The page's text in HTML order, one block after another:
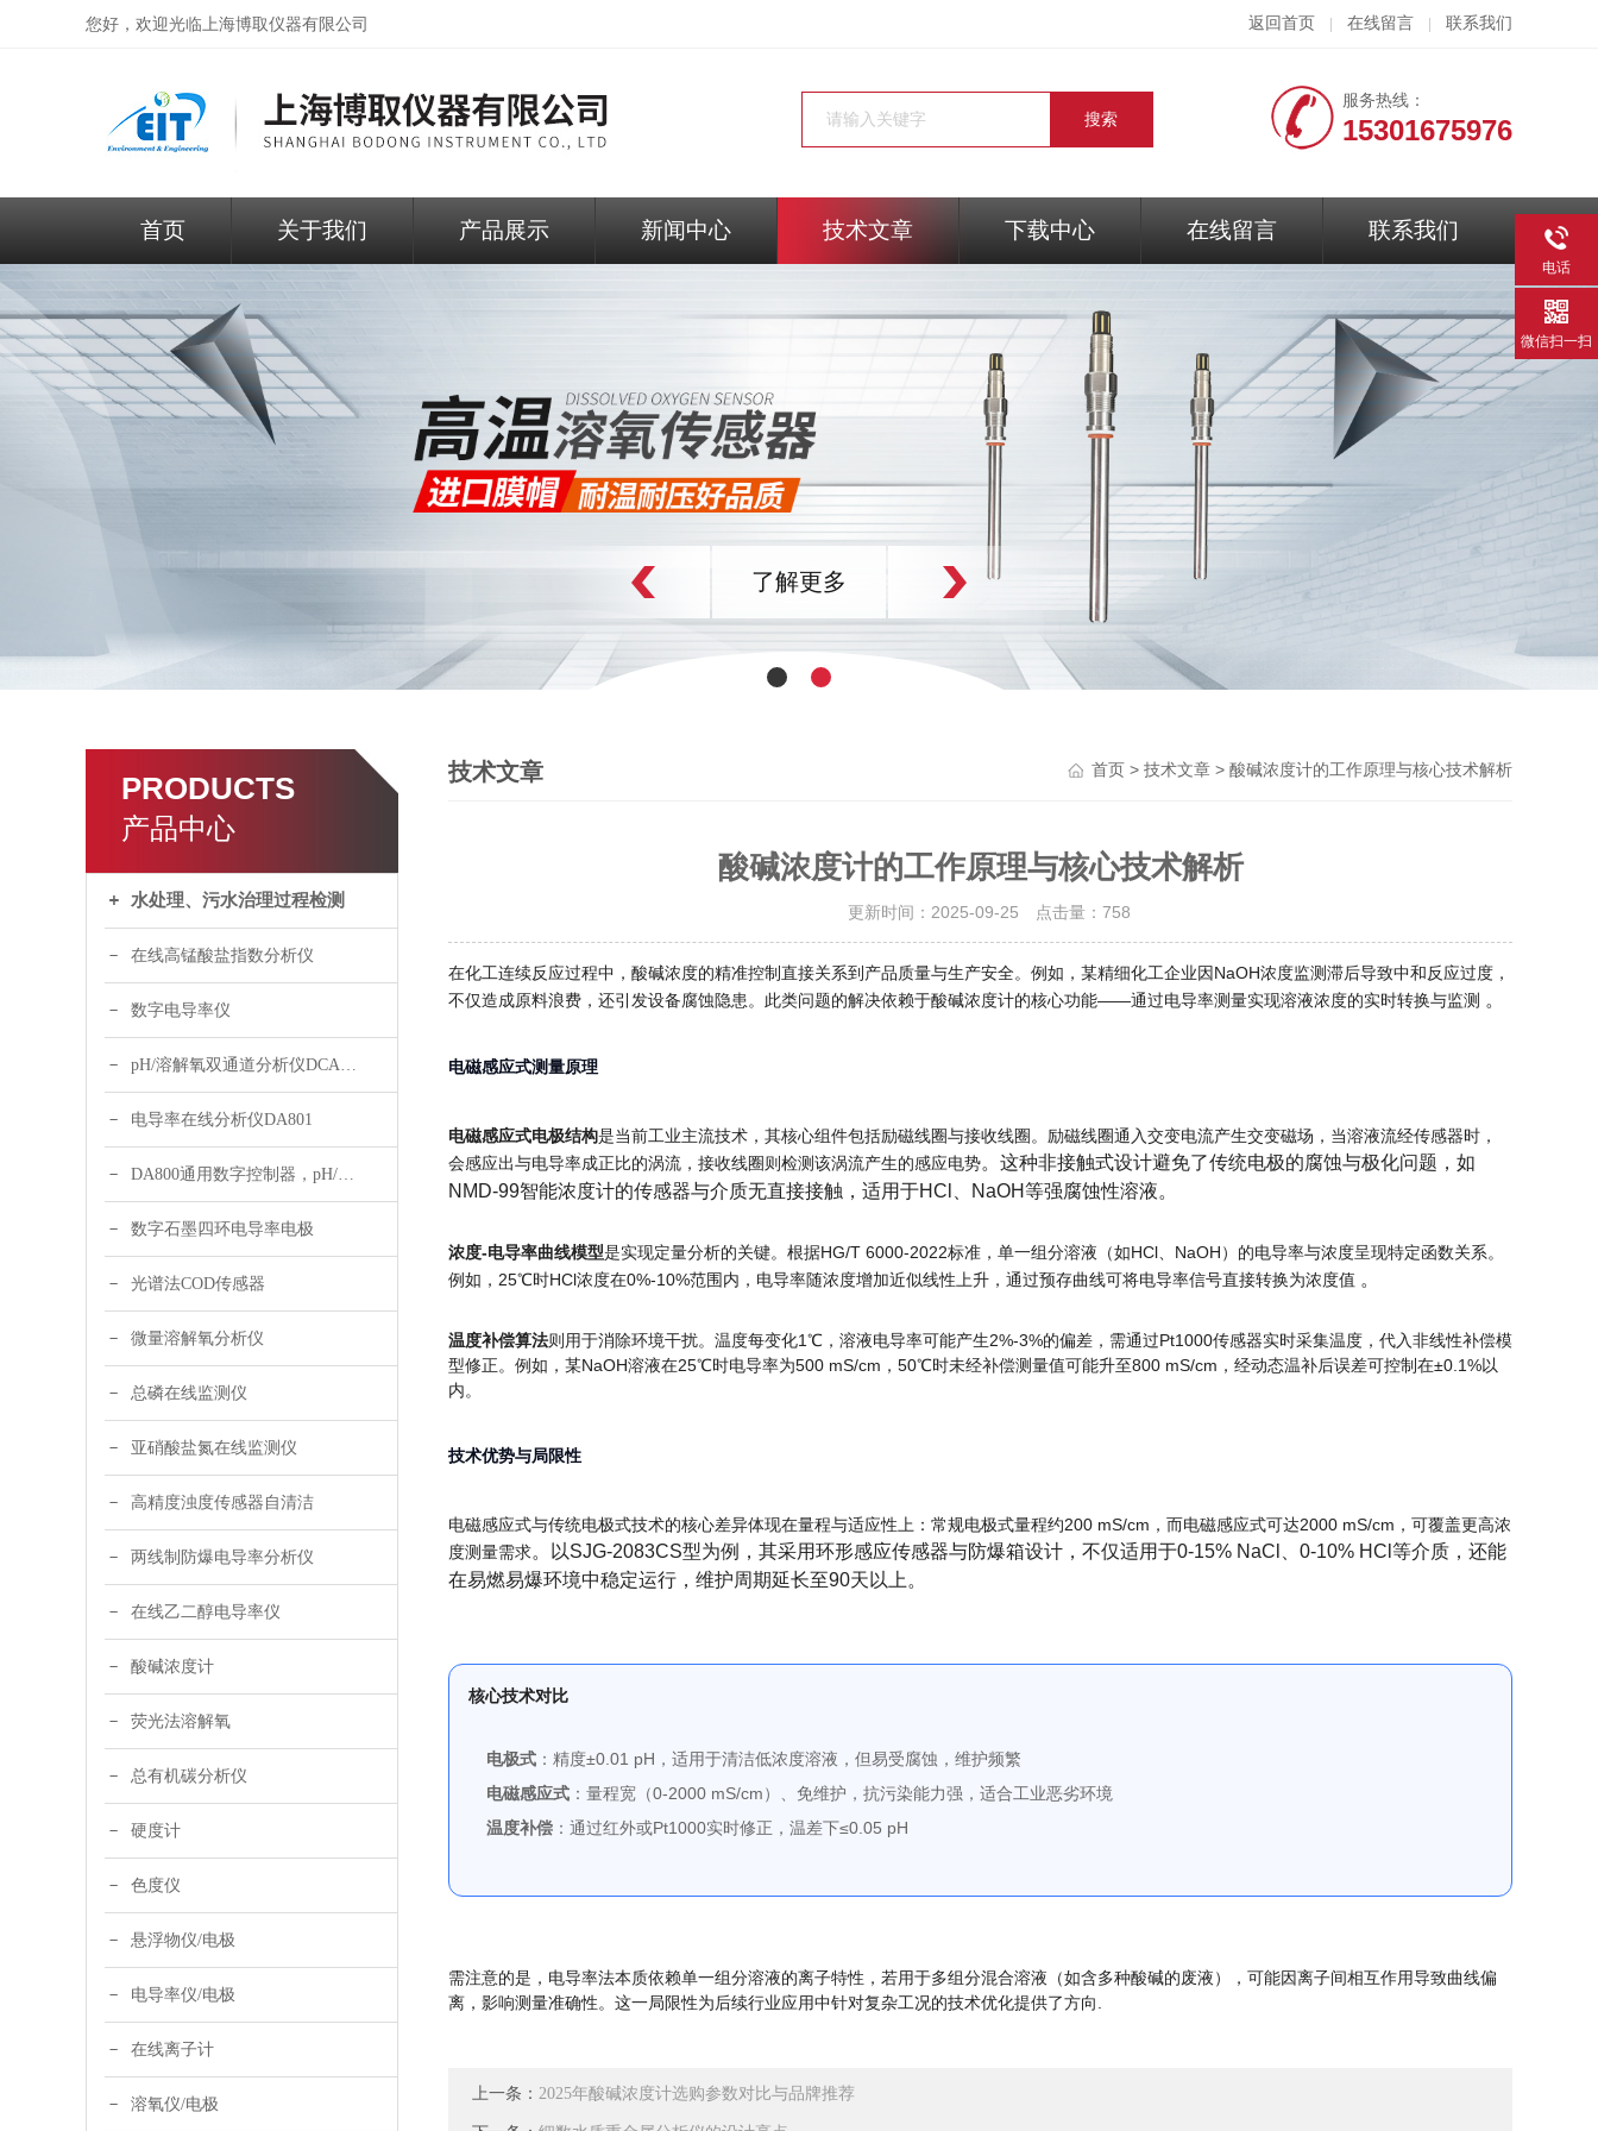
您好，欢迎光临上海博取仪器有限公司 返回首页 在线留言 联系我们
服务热线：
15301675976
首页 关于我们 产品展示 新闻中心 技术文章 下载中心 在线留言 联系我们
了解更多
PRODUCTS
产品中心
水处理、污水治理过程检测
在线高锰酸盐指数分析仪
数字电导率仪
pH/溶解氧双通道分析仪DCA120
电导率在线分析仪DA801
DA800通用数字控制器，pH/DO/ORP多参数
数字石墨四环电导率电极
光谱法COD传感器
微量溶解氧分析仪
总磷在线监测仪
亚硝酸盐氮在线监测仪
高精度浊度传感器自清洁
两线制防爆电导率分析仪
在线乙二醇电导率仪
酸碱浓度计
荧光法溶解氧
总有机碳分析仪
硬度计
色度仪
悬浮物仪/电极
电导率仪/电极
在线离子计
溶氧仪/电极
技术文章 首页 > 技术文章 > 酸碱浓度计的工作原理与核心技术解析
酸碱浓度计的工作原理与核心技术解析
更新时间：2025-09-25 点击量： 758
在化工连续反应过程中，酸碱浓度的精准控制直接关系到产品质量与生产安全。例如，某精细化工企业因NaOH浓度监测滞后导致中和反应过度，
不仅造成原料浪费，还引发设备腐蚀隐患。此类问题的解决依赖于酸碱浓度计的核心功能——通过电导率测量实现溶液浓度的实时转换与监测 。
电磁感应式测量原理
电磁感应式电极结构是当前工业主流技术，其核心组件包括励磁线圈与接收线圈。励磁线圈通入交变电流产生交变磁场，当溶液流经传感器时，
会感应出与电导率成正比的涡流，接收线圈则检测该涡流产生的感应电势。这种非接触式设计避免了传统电极的腐蚀与极化问题，如
NMD-99智能浓度计的传感器与介质无直接接触，适用于HCl、NaOH等强腐蚀性溶液。
浓度-电导率曲线模型是实现定量分析的关键。根据HG/T 6000-2022标准，单一组分溶液（如HCl、NaOH）的电导率与浓度呈现特定函数关系。
例如，25℃时HCl浓度在0%-10%范围内，电导率随浓度增加近似线性上升，通过预存曲线可将电导率信号直接转换为浓度值 。
温度补偿算法则用于消除环境干扰。温度每变化1℃，溶液电导率可能产生2%-3%的偏差，需通过Pt1000传感器实时采集温度，代入非线性补偿模
型修正。例如，某NaOH溶液在25℃时电导率为500 mS/cm，50℃时未经补偿测量值可能升至800 mS/cm，经动态温补后误差可控制在±0.1%以
内。
技术优势与局限性
电磁感应式与传统电极式技术的核心差异体现在量程与适应性上：常规电极式量程约200 mS/cm，而电磁感应式可达2000 mS/cm，可覆盖更高浓
度测量需求。以SJG-2083CS型为例，其采用环形感应传感器与防爆箱设计，不仅适用于0-15% NaCl、0-10% HCl等介质，还能
在易燃易爆环境中稳定运行，维护周期延长至90天以上 。
核心技术对比
电极式 ：精度±0.01 pH，适用于清洁低浓度溶液，但易受腐蚀，维护频繁
电磁感应式 ：量程宽（0-2000 mS/cm）、免维护，抗污染能力强，适合工业恶劣环境
温度补偿 ：通过红外或Pt1000实时修正，温差下≤0.05 pH
需注意的是，电导率法本质依赖单一组分溶液的离子特性，若用于多组分混合溶液（如含多种酸碱的废液），可能因离子间相互作用导致曲线偏
离，影响测量准确性。这一局限性为后续行业应用中针对复杂工况的技术优化提供了方向.
上一条： 2025年酸碱浓度计选购参数对比与品牌推荐
电话
微信扫一扫